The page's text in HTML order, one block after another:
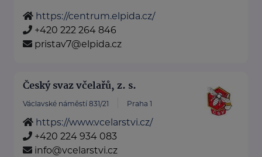
https://centrum.elpida.cz/
+420 222 264 846
pristav7@elpida.cz
Český svaz včelařů, z. s.
Václavské náměstí 831/21 Praha 1
https://www.vcelarstvi.cz/
+420 224 934 083
info@vcelarstvi.cz